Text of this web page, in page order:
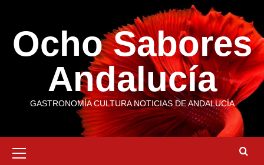
contenido
Ocho Sabores
Andalucía
GASTRONOMÍA CULTURA NOTICIAS DE ANDALUCÍA
primario